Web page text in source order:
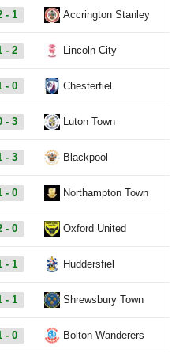
- 1 Accrington Stanley
- 2 Lincoln City
- 0 Chesterfiel
- 3 Luton Town
- 3 Blackpool
- 0 Northampton Town
- 0 Oxford United
- 1 Huddersfiel
- 1 Shrewsbury Town
- 0 Bolton Wanderers